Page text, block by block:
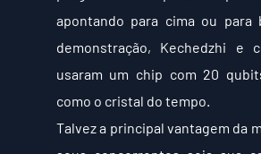
apontando para cima ou para
demonstração, Kechedzhi e
usaram um chip com 20
como o cristal do tempo.
Talvez a principal vantagem da